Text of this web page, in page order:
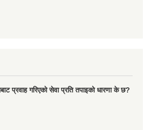
प्रवाह गरिएको सेवा प्रति तपाइको धारणा के छ?